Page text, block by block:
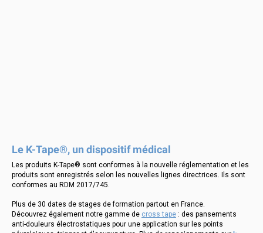
Le K-Tape®, un dispositif médical
Les produits K-Tape® sont conformes à la nouvelle réglementation et les
produits sont enregistrés selon les nouvelles lignes directrices. Ils sont
conformes au RDM 2017/745.
Plus de 30 dates de stages de formation partout en France.
Découvrez également notre gamme de cross tape : des pansements
anti-douleurs électrostatiques pour une application sur les points